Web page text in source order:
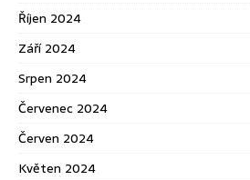
Říjen 2024
Září 2024
Srpen 2024
Červenec 2024
Červen 2024
Květen 2024